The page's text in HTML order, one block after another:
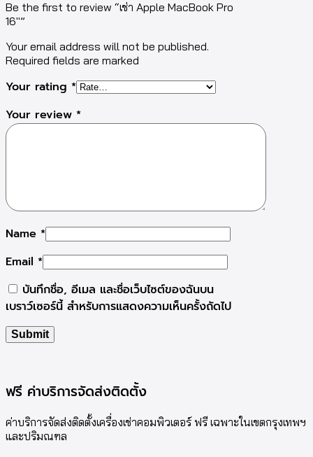
Be the first to review “เช่า Apple MacBook Pro
16″”
Your email address will not be published.
Required fields are marked
Your rating *
Your review *
Name *
Email *
บันทึกชื่อ, อีเมล และชื่อเว็บไซต์ของฉันบน
เบราว์เซอร์นี้ สำหรับการแสดงความเห็นครั้งถัดไป
ฟรี ค่าบริการจัดส่งติดตั้ง
ค่าบริการจัดส่งติดตั้งเครื่องเช่าคอมพิวเตอร์ ฟรี เฉพาะในเขตกรุงเทพฯ
และปริมณฑล